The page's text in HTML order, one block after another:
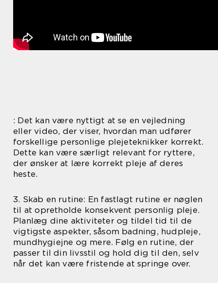
: Det kan være nyttigt at se en vejledning
eller video, der viser, hvordan man udfører
forskellige personlige plejeteknikker korrekt.
Dette kan være særligt relevant for ryttere,
der ønsker at lære korrekt pleje af deres
heste.
3. Skab en rutine: En fastlagt rutine er nøglen
til at opretholde konsekvent personlig pleje.
Planlæg dine aktiviteter og tildel tid til de
vigtigste aspekter, såsom badning, hudpleje,
mundhygiejne og mere. Følg en rutine, der
passer til din livsstil og hold dig til den, selv
når det kan være fristende at springe over.